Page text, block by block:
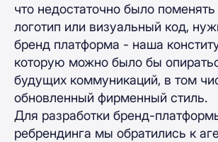
что недостаточно было поменять
логотип или визуальный код,
бренд платформа - наша
которую можно было бы
будущих коммуникаций, в том
обновленный фирменный стиль.
Для разработки бренд-
ребрендинга мы обратились к